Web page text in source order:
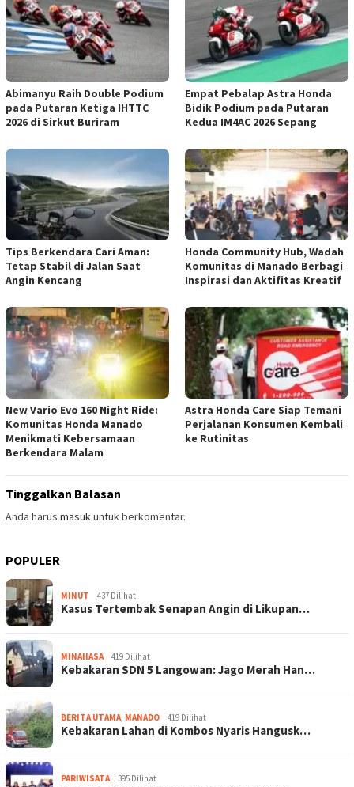
Abimanyu Raih Double Podium
pada Putaran Ketiga IHTTC
2026 di Sirkut Buriram
Empat Pebalap Astra Honda
Bidik Podium pada Putaran
Kedua IM4AC 2026 Sepang
Tips Berkendara Cari Aman:
Tetap Stabil di Jalan Saat
Angin Kencang
Honda Community Hub, Wadah
Komunitas di Manado Berbagi
Inspirasi dan Aktifitas Kreatif
New Vario Evo 160 Night Ride:
Komunitas Honda Manado
Menikmati Kebersamaan
Berkendara Malam
Astra Honda Care Siap Temani
Perjalanan Konsumen Kembali
ke Rutinitas
Tinggalkan Balasan
Anda harus masukuntuk berkomentar.
POPULER
MINUT 437 Dilihat
Kasus Tertembak Senapan Angin di Likupan…
MINAHASA 419 Dilihat
Kebakaran SDN 5 Langowan: Jago Merah Han…
BERITA UTAMA MANADO 419 Dilihat
Kebakaran Lahan di Kombos Nyaris Hangusk…
PARIWISATA 395 Dilihat